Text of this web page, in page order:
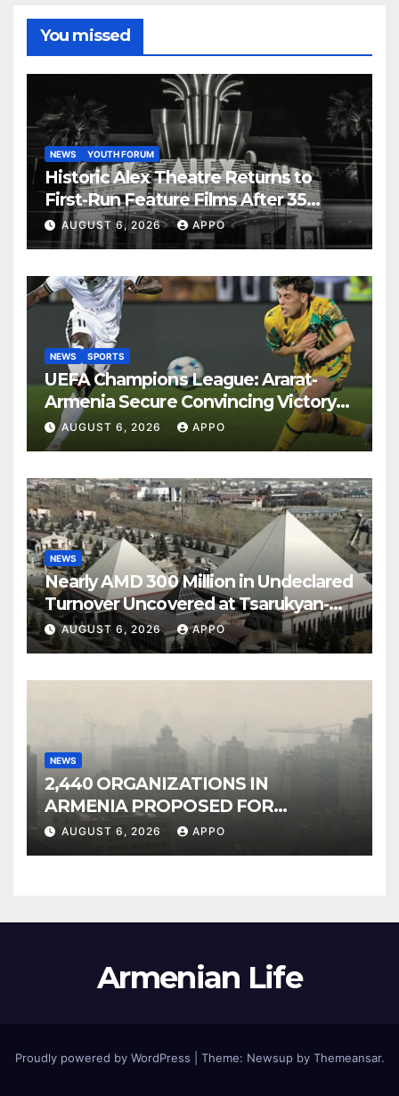
You missed
NEWS YOUTH FORUM
Historic Alex Theatre Returns to
First-Run Feature Films After 35
Years
AUGUST 6, 2026 APPO
NEWS SPORTS
UEFA Champions League: Ararat-
Armenia Secure Convincing Victory
Over Shamrock Rovers 2-0
AUGUST 6, 2026 APPO
NEWS
Nearly AMD 300 Million in Undeclared
Turnover Uncovered at Tsarukyan-
Owned Entertainment Center
AUGUST 6, 2026 APPO
NEWS
2,440 ORGANIZATIONS IN
ARMENIA PROPOSED FOR
INCLUSION IN LIST OF AIR
POLLUTERS
AUGUST 6, 2026 APPO
Armenian Life
Proudly powered by WordPress Theme: Newsup by Themeansar.